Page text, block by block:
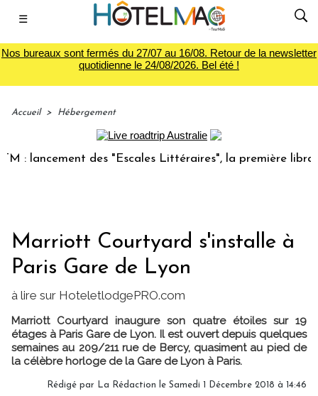
☰
Nos bureaux sont fermés du 27/07 au 16/08. Retour de la newsletter
quotidienne le 24/08/2026. Bel été !
Accueil > Hébergement
lancement des "Escales Littéraires", la première librairie
Marriott Courtyard s'installe à
Paris Gare de Lyon
à lire sur HoteletlodgePRO.com
Marriott Courtyard inaugure son quatre étoiles sur 19
étages à Paris Gare de Lyon. Il est ouvert depuis quelques
semaines au 209/211 rue de Bercy, quasiment au pied de
la célèbre horloge de la Gare de Lyon à Paris.
Rédigé par La Rédaction le Samedi 1 Décembre 2018 à 14:46